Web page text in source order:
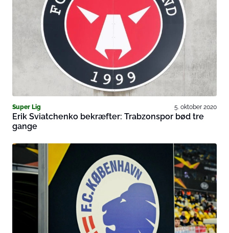
Super Lig 5. oktober 2020
Erik Sviatchenko bekræfter: Trabzonspor bød tre
gange